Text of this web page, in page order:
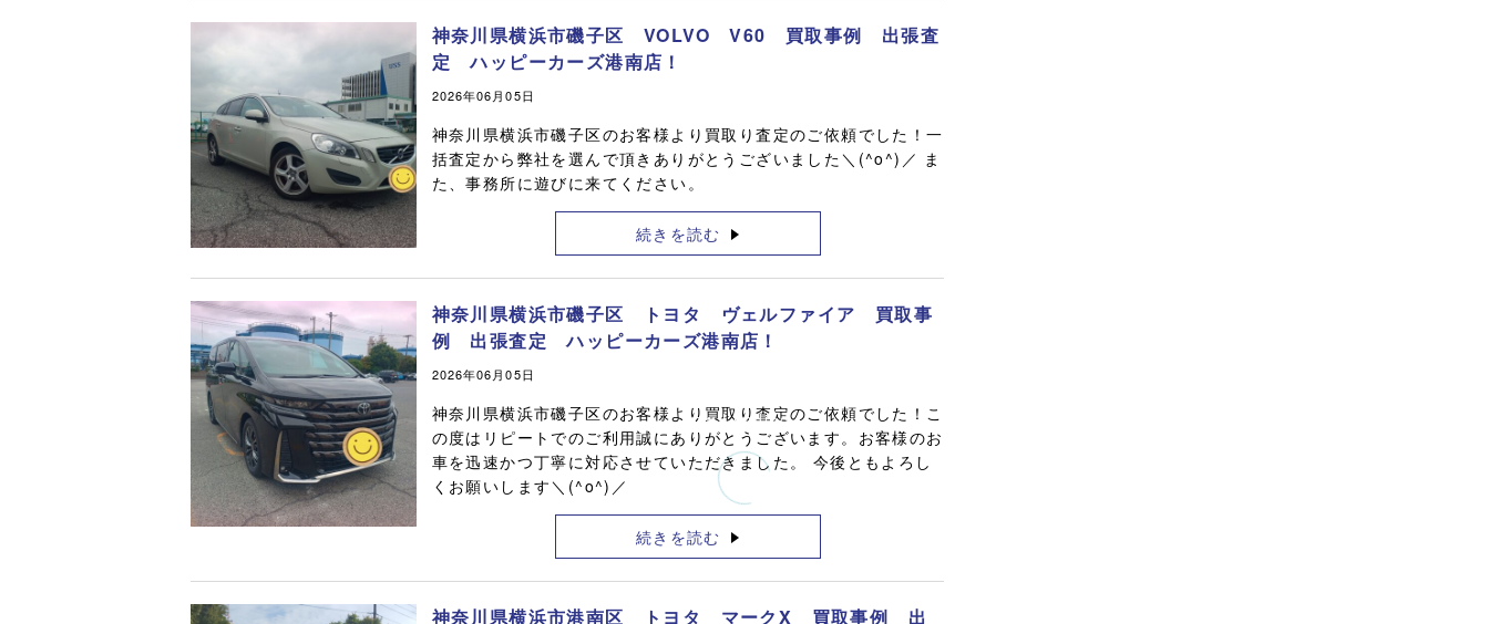
神奈川県横浜市磯子区 VOLVO V60 買取事例 出張査
定 ハッピーカーズ港南店！
2026年06月05日
神奈川県横浜市磯子区のお客様より買取り査定のご依頼でした！一
括査定から弊社を選んで頂きありがとうございました＼(^o^)／ ま
た、事務所に遊びに来てください。
続きを読む
神奈川県横浜市磯子区 トヨタ ヴェルファイア 買取事
例 出張査定 ハッピーカーズ港南店！
2026年06月05日
神奈川県横浜市磯子区のお客様より買取り査定のご依頼でした！こ
の度はリピートでのご利用誠にありがとうございます。お客様のお
車を迅速かつ丁寧に対応させていただきました。 今後ともよろし
くお願いします＼(^o^)／
続きを読む
神奈川県横浜市港南区 トヨタ マークX 買取事例 出